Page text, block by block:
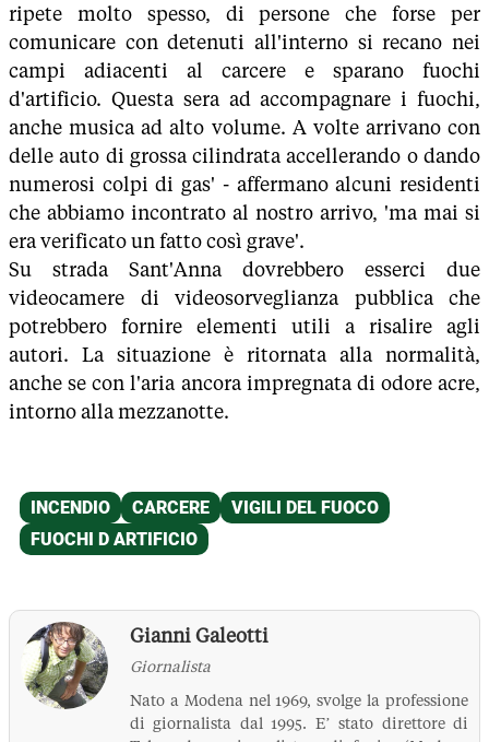
ripete molto spesso, di persone che forse per
comunicare con detenuti all'interno si recano nei
campi adiacenti al carcere e sparano fuochi
d'artificio. Questa sera ad accompagnare i fuochi,
anche musica ad alto volume. A volte arrivano con
delle auto di grossa cilindrata accellerando o dando
numerosi colpi di gas' - affermano alcuni residenti
che abbiamo incontrato al nostro arrivo, 'ma mai si
era verificato un fatto così grave'.
Su strada Sant'Anna dovrebbero esserci due
videocamere di videosorveglianza pubblica che
potrebbero fornire elementi utili a risalire agli
autori. La situazione è ritornata alla normalità,
anche se con l'aria ancora impregnata di odore acre,
intorno alla mezzanotte.
Gianni Galeotti
Giornalista
Nato a Modena nel 1969, svolge la professione
di giornalista dal 1995. E’ stato direttore di